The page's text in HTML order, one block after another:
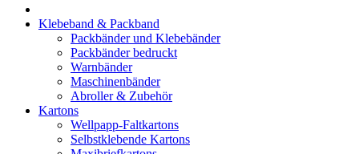
Klebeband & Packband
Packbänder und Klebebänder
Packbänder bedruckt
Warnbänder
Maschinenbänder
Abroller & Zubehör
Kartons
Wellpapp-Faltkartons
Selbstklebende Kartons